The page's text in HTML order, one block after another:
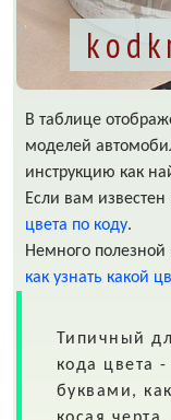
В таблице
моделей
инструкцию как
Если вам
цвета по коду.
Немного
как узнать какой
Типичный
кода цвета
буквами,